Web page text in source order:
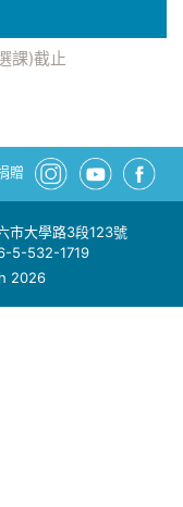
課)截止
贈
市大學路3段123號
5-532-1719
2026